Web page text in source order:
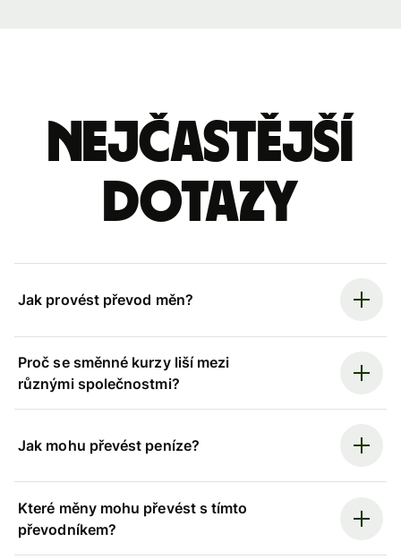
Nejčastější
dotazy
Jak provést převod měn?
Proč se směnné kurzy liší mezi
různými společnostmi?
Jak mohu převést peníze?
Které měny mohu převést s tímto
převodníkem?